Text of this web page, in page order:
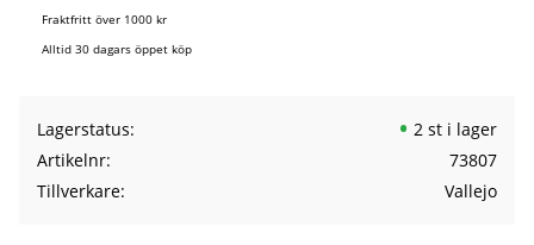
Fraktfritt över 1000 kr
Alltid 30 dagars öppet köp
Lagerstatus
2 st i lager
Artikelnr
73807
Tillverkare
Vallejo